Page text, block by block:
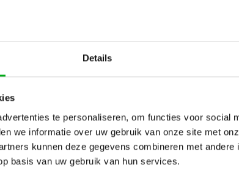
Details
te personaliseren, om functies voor social
we informatie over uw gebruik van onze site met
kunnen deze gegevens combineren met andere
basis van uw gebruik van hun services.
Neutrik NE8FDP-TOP: Robuuste etherCON
IP65 bescherming. Betrouwbare waterdichte